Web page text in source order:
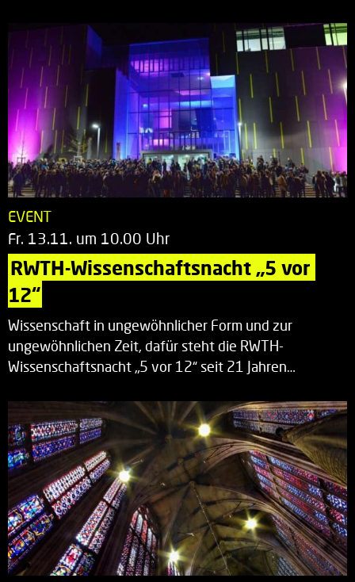
EVENT
Fr. 13.11. um 10.00 Uhr
RWTH-Wissenschaftsnacht „5 vor
12“
Wissenschaft in ungewöhnlicher Form und zur
ungewöhnlichen Zeit, dafür steht die RWTH-
Wissenschaftsnacht „5 vor 12“ seit 21 Jahren…